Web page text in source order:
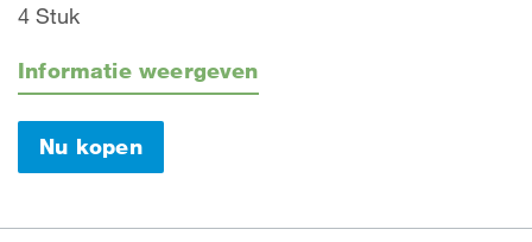
4 Stuk
Informatie weergeven
Nu kopen